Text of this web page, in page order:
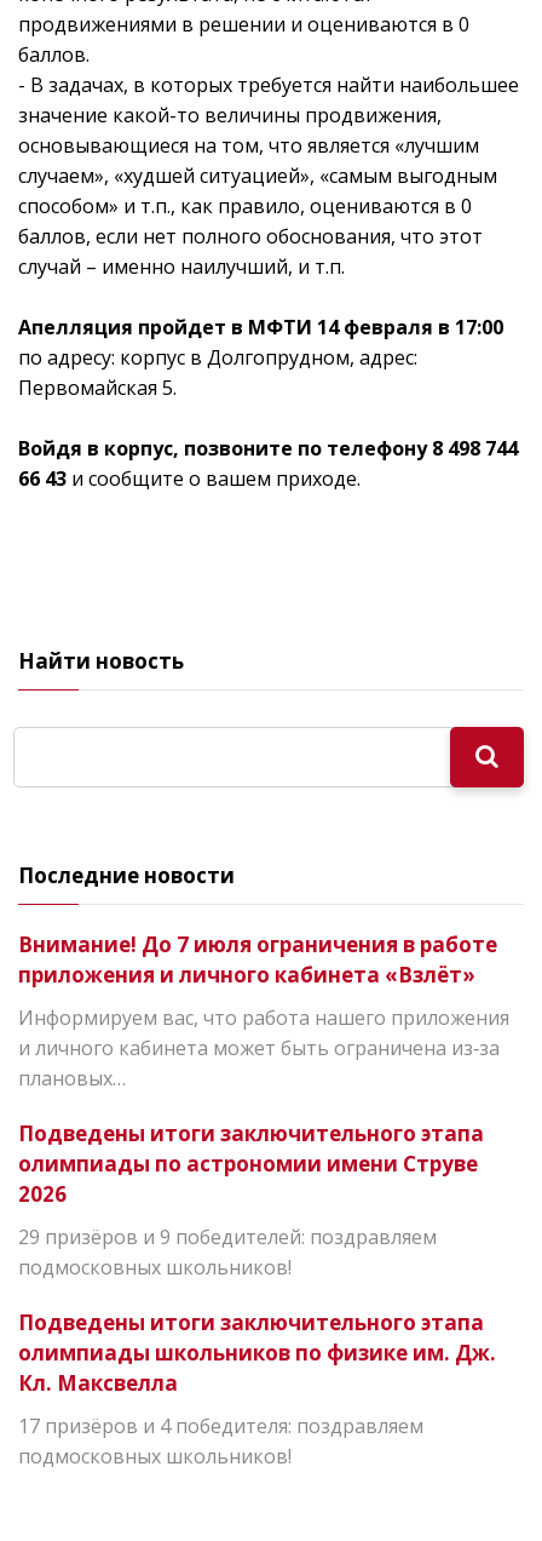
продвижениями в решении и оцениваются в 0
баллов.
- В задачах, в которых требуется найти наибольшее
значение какой-то величины продвижения,
основывающиеся на том, что является «лучшим
случаем», «худшей ситуацией», «самым выгодным
способом» и т.п., как правило, оцениваются в 0
баллов, если нет полного обоснования, что этот
случай – именно наилучший, и т.п.
Апелляция пройдет в МФТИ 14 февраля в 17:00
по адресу: корпус в Долгопрудном, адрес:
Первомайская 5.
Войдя в корпус, позвоните по телефону 8 498 744
66 43 и сообщите о вашем приходе.
Найти новость
Последние новости
Внимание! До 7 июля ограничения в работе
приложения и личного кабинета «Взлёт»
Информируем вас, что работа нашего приложения
и личного кабинета может быть ограничена из‑за
плановых…
Подведены итоги заключительного этапа
олимпиады по астрономии имени Струве
2026
29 призёров и 9 победителей: поздравляем
подмосковных школьников!
Подведены итоги заключительного этапа
олимпиады школьников по физике им. Дж.
Кл. Максвелла
17 призёров и 4 победителя: поздравляем
подмосковных школьников!